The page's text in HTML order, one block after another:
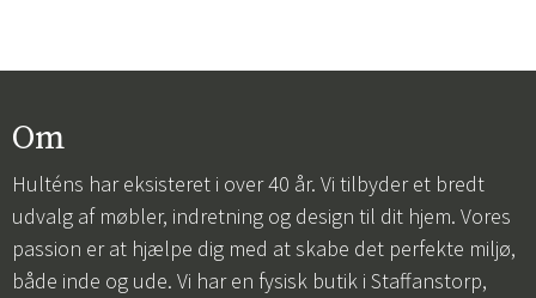
Om
Hulténs har eksisteret i over 40 år. Vi tilbyder et bredt
udvalg af møbler, indretning og design til dit hjem. Vores
passion er at hjælpe dig med at skabe det perfekte miljø,
både inde og ude. Vi har en fysisk butik i Staffanstorp,